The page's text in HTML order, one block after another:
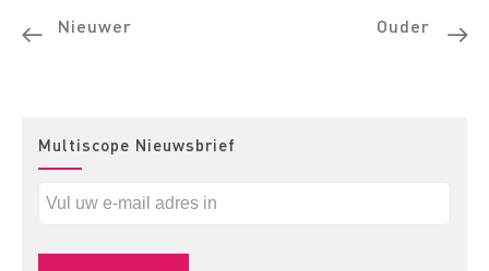
Nieuwer Ouder
Multiscope Nieuwsbrief